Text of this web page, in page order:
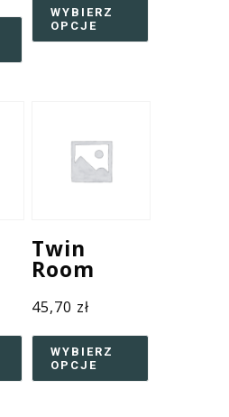
WYBIERZ
OPCJE
Twin
Room
45,70 zł
WYBIERZ
OPCJE